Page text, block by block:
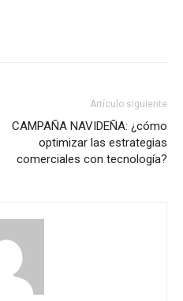
Artículo siguiente
CAMPAÑA NAVIDEÑA: ¿cómo
optimizar las estrategias
comerciales con tecnología?